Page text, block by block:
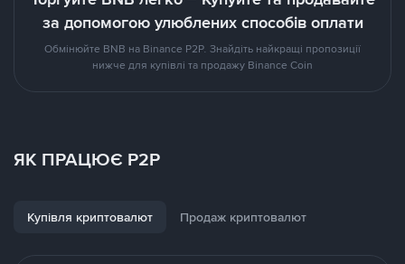
за допомогою улюблених способів оплати
Обмінюйте BNB на Binance P2P. Знайдіть найкращі пропозиції
нижче для купівлі та продажу Binance Coin
ЯК ПРАЦЮЄ P2P
Купівля криптовалют Продаж криптовалют